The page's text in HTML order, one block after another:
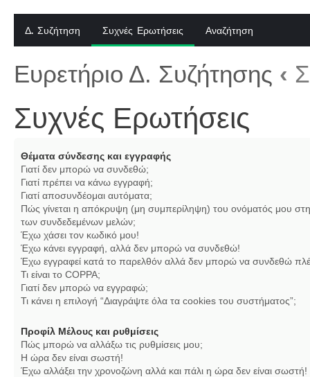
Δ. Συζήτηση Συχνές Ερωτήσεις Αναζήτηση
Ευρετήριο Δ. Συζήτησης ‹
Συχνές Ερωτήσεις
Θέματα σύνδεσης και εγγραφής
Γιατί δεν μπορώ να συνδεθώ;
Γιατί πρέπει να κάνω εγγραφή;
Γιατί αποσυνδέομαι αυτόματα;
Πώς γίνεται η απόκρυψη (μη συμπερίληψη) του ονόματός μου στη
των συνδεδεμένων μελών;
Έχω χάσει τον κωδικό μου!
Έχω κάνει εγγραφή, αλλά δεν μπορώ να συνδεθώ!
Έχω εγγραφεί κατά το παρελθόν αλλά δεν μπορώ να συνδεθώ
Τι είναι το COPPA;
Γιατί δεν μπορώ να εγγραφώ;
Τι κάνει η επιλογή “Διαγράψτε όλα τα cookies του συστήματος”;
Προφίλ Μέλους και ρυθμίσεις
Πώς μπορώ να αλλάξω τις ρυθμίσεις μου;
Η ώρα δεν είναι σωστή!
Έχω αλλάξει την χρονοζώνη αλλά και πάλι η ώρα δεν είναι σωστή!